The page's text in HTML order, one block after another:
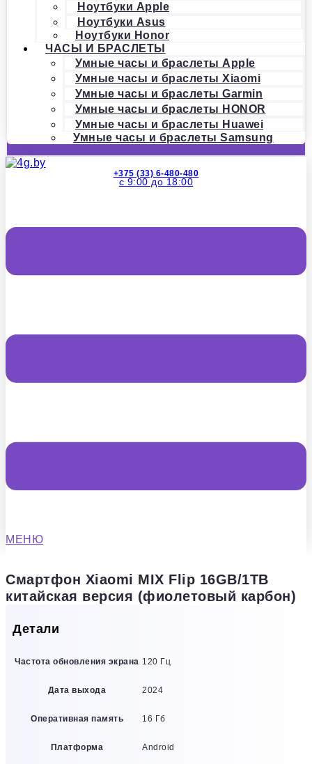
Ноутбуки Apple
Ноутбуки Asus
Ноутбуки Honor
ЧАСЫ И БРАСЛЕТЫ
Умные часы и браслеты Apple
Умные часы и браслеты Xiaomi
Умные часы и браслеты Garmin
Умные часы и браслеты HONOR
Умные часы и браслеты Huawei
Умные часы и браслеты Samsung
+375 (33) 6-480-480
с 9:00 до 18:00
МЕНЮ
Смартфон Xiaomi MIX Flip 16GB/1TB
китайская версия (фиолетовый карбон)
Детали
Частота обновления экрана 120 Гц
Дата выхода 2024
Оперативная память 16 Гб
Платформа Android